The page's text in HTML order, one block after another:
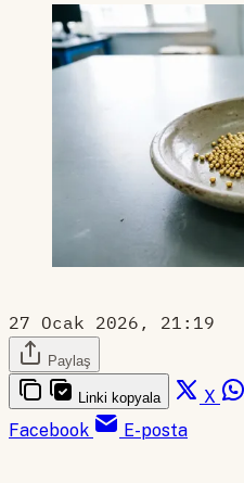
27 Ocak 2026, 21:19
Paylaş
Linki kopyala X
Facebook
E-posta